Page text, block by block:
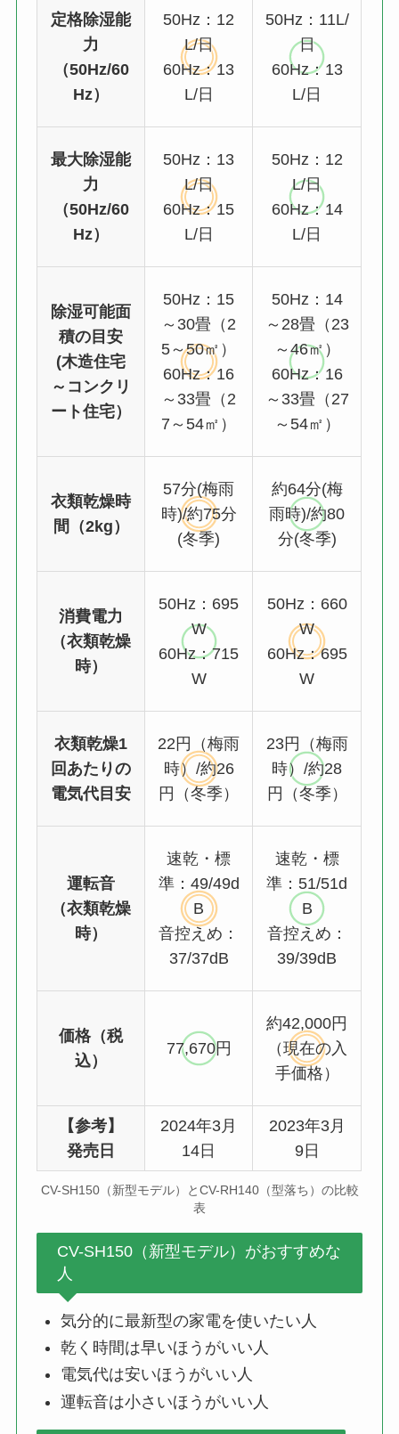
定格除湿能
力
（50Hz/60
Hz）
50Hz：12
L/日
60Hz：13
L/日
50Hz：11L/
日
60Hz：13
L/日
最大除湿能
力
（50Hz/60
Hz）
50Hz：13
L/日
60Hz：15
L/日
50Hz：12
L/日
60Hz：14
L/日
除湿可能面
積の目安
(木造住宅
～コンクリ
ート住宅）
50Hz：15
～30畳（2
5～50㎡）
60Hz：16
～33畳（2
7～54㎡）
50Hz：14
～28畳（23
～46㎡）
60Hz：16
～33畳（27
～54㎡）
衣類乾燥時
間（2kg）
57分(梅雨
時)/約75分
(冬季)
約64分(梅
雨時)/約80
分(冬季)
消費電力
（衣類乾燥
時）
50Hz：695
W
60Hz：715
W
50Hz：660
W
60Hz：695
W
衣類乾燥1
回あたりの
電気代目安
22円（梅雨
時）/約26
円（冬季）
23円（梅雨
時）/約28
円（冬季）
運転音
（衣類乾燥
時）
速乾・標
準：49/49d
B
音控えめ：
37/37dB
速乾・標
準：51/51d
B
音控えめ：
39/39dB
価格（税
込）
77,670円
約42,000円
（現在の入
手価格）
【参考】
発売日
2024年3月
14日
2023年3月
9日
CV-SH150（新型モデル）とCV-RH140（型落ち）の比較
表
CV-SH150（新型モデル）がおすすめな
人
気分的に最新型の家電を使いたい人
乾く時間は早いほうがいい人
電気代は安いほうがいい人
運転音は小さいほうがいい人